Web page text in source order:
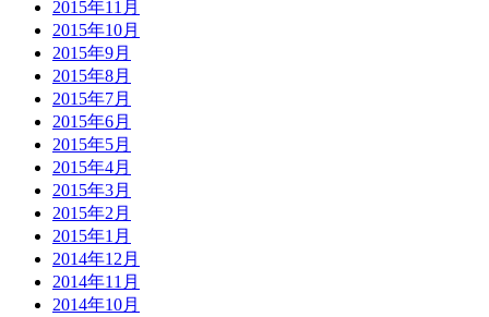
2015年11月
2015年10月
2015年9月
2015年8月
2015年7月
2015年6月
2015年5月
2015年4月
2015年3月
2015年2月
2015年1月
2014年12月
2014年11月
2014年10月